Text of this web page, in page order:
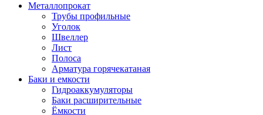
Металлопрокат
Трубы профильные
Уголок
Швеллер
Лист
Полоса
Арматура горячекатаная
Баки и емкости
Гидроаккумуляторы
Баки расширительные
Ёмкости